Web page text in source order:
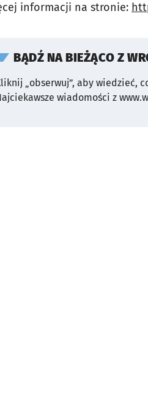
informacji na stronie:
BĄDŹ NA BIEŻĄCO Z
„obserwuj”, aby wiedzieć,
wiadomości z